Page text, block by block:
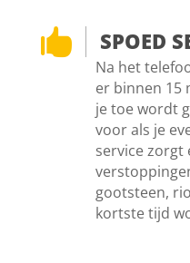
 SPOED
Na het
er binnen 15
je toe wordt
voor als je
service zorgt
gootsteen,
kortste tijd